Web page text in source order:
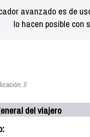
avanzado es de
lo hacen posible con
//
del viajero